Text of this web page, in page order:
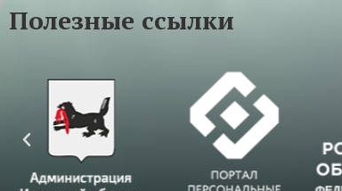
Полезные ссылки